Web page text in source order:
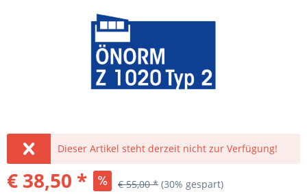
Dieser Artikel steht derzeit nicht zur Verfügung!
€ 38,50 * € 55,00 * (30% gespart)